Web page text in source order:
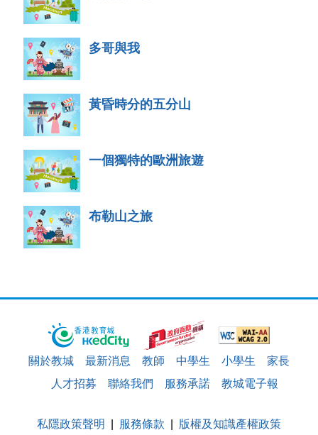
多哥與我
黃昏時分的五分山
一個獨特的歐洲旅遊
布勒山之旅
關於教城 最新消息 教師 中學生 小學生
家長
人才招募
聯絡我們 服務承諾 教城電子報
私隱政策聲明 服務條款 版權及知識產權政策